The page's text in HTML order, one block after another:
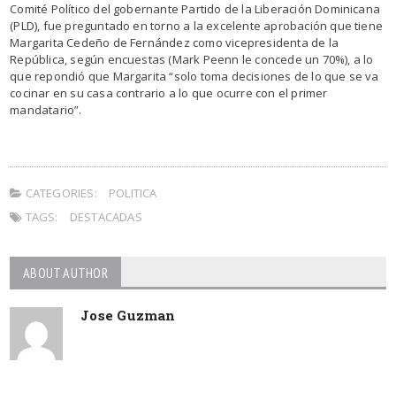
Comité Político del gobernante Partido de la Liberación Dominicana
(PLD), fue preguntado en torno a la excelente aprobación que tiene
Margarita Cedeño de Fernández como vicepresidenta de la
República, según encuestas (Mark Peenn le concede un 70%), a lo
que repondió que Margarita “solo toma decisiones de lo que se va
cocinar en su casa contrario a lo que ocurre con el primer
mandatario”.
CATEGORIES:
POLITICA
TAGS:
DESTACADAS
ABOUT AUTHOR
Jose Guzman